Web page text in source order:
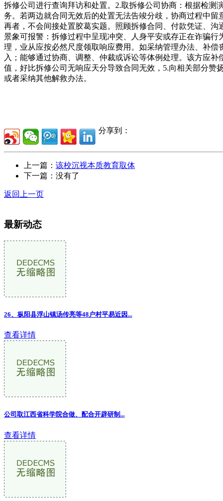
拆修公司进行查询拜访和处置。2.取拆修公司协商：根据检
务。若两边就合同无效后的处置无法告竣分歧，协商过程中
再者，不会间接处置胶葛实题。照顾拆修合同、付款凭证、
景象可报警：拆修过程中呈现冲突、人身平安或存正在诈骗
理，业从应按必然尺度领取响应费用。如采纳管理办法、补
入；能够通过协商、调整、仲裁或诉讼等体例处理。该方应
值，好比拆修公司无响应天分导致合同无效，5.向相关部分
或者采纳其他解救办法。
分享到：
上一篇： 该校沉视本质教育取体
下一篇：没有了
返回上一页
最新动态
26、枞阳县浮山镇汤传亮等48户村平易近因...
查看详情
公司取江西省科学院合做、配合开辟研制...
查看详情